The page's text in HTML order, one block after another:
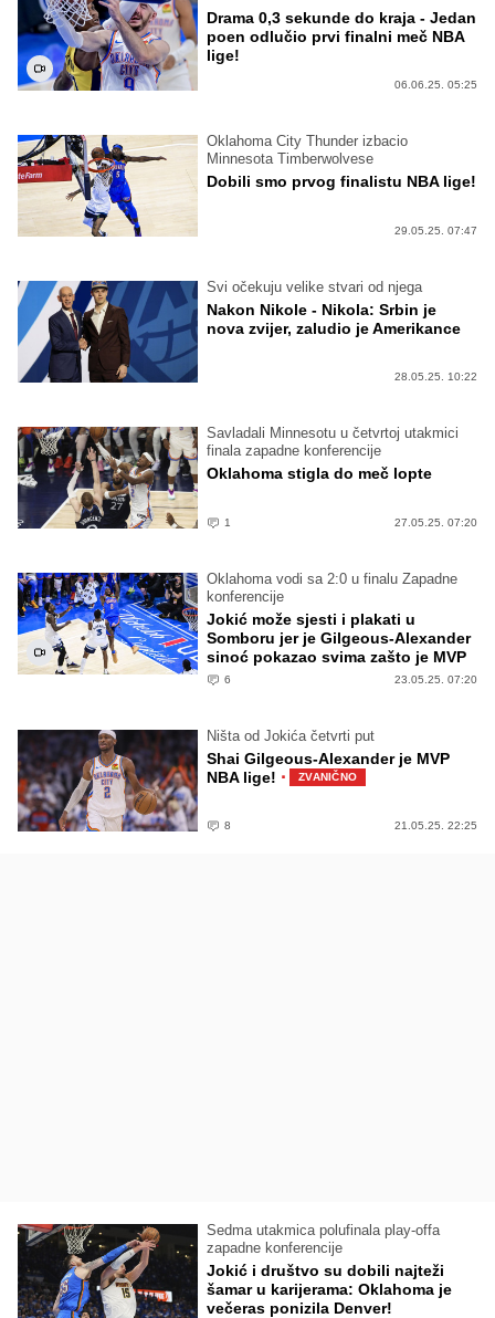
Drama 0,3 sekunde do kraja - Jedan
poen odlučio prvi finalni meč NBA
lige!
06.06.25. 05:25
Oklahoma City Thunder izbacio
Minnesota Timberwolvese
Dobili smo prvog finalistu NBA lige!
29.05.25. 07:47
Svi očekuju velike stvari od njega
Nakon Nikole - Nikola: Srbin je
nova zvijer, zaludio je Amerikance
28.05.25. 10:22
Savladali Minnesotu u četvrtoj utakmici
finala zapadne konferencije
Oklahoma stigla do meč lopte
1 27.05.25. 07:20
Oklahoma vodi sa 2:0 u finalu Zapadne
konferencije
Jokić može sjesti i plakati u
Somboru jer je Gilgeous-Alexander
sinoć pokazao svima zašto je MVP
6 23.05.25. 07:20
Ništa od Jokića četvrti put
Shai Gilgeous-Alexander je MVP
NBA lige! · ZVANIČNO
8 21.05.25. 22:25
Sedma utakmica polufinala play-offa
zapadne konferencije
Jokić i društvo su dobili najteži
šamar u karijerama: Oklahoma je
večeras ponizila Denver!